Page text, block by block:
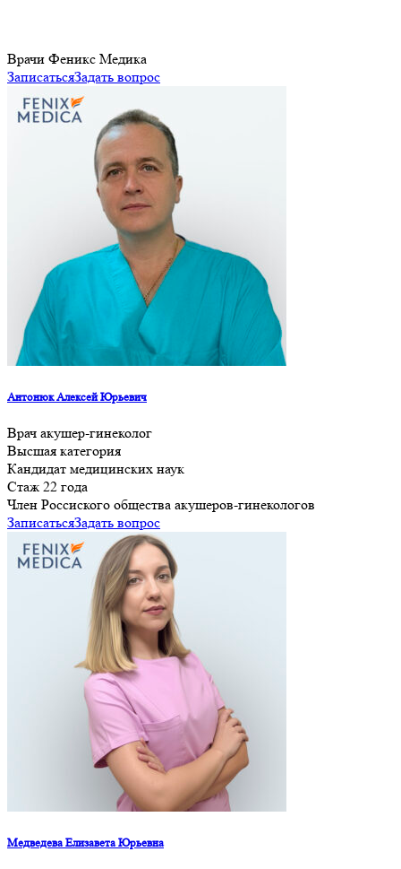
Врачи Феникс Медика
ЗаписатьсяЗадать вопрос
Антонюк Алексей Юрьевич
Врач акушер-гинеколог
Высшая категория
Кандидат медицинских наук
Стаж 22 года
Член Россиского общества акушеров-гинекологов
ЗаписатьсяЗадать вопрос
Медведева Елизавета Юрьевна